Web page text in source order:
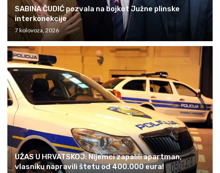
SABINA ČUDIĆ pozvala na bojkot Južne plinske
interkonekcije
7 kolovoza, 2026
UŽAS U HRVATSKOJ: Nijemci zapalili apartman,
vlasniku napravili štetu od 400.000 eura!